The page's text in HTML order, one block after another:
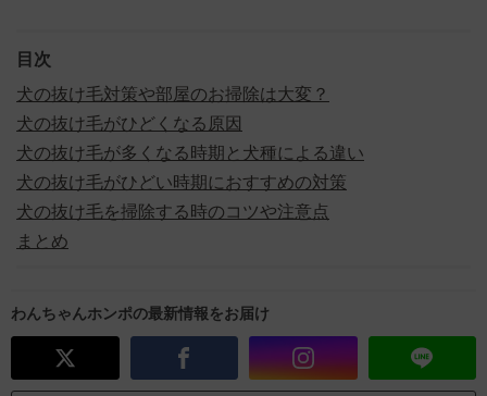
目次
犬の抜け毛対策や部屋のお掃除は大変？
犬の抜け毛がひどくなる原因
犬の抜け毛が多くなる時期と犬種による違い
犬の抜け毛がひどい時期におすすめの対策
犬の抜け毛を掃除する時のコツや注意点
まとめ
わんちゃんホンポの最新情報をお届け